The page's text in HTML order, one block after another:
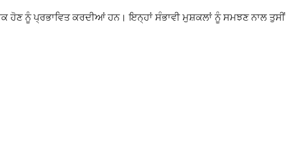
ਹੋਣ ਨੂੰ ਪ੍ਰਭਾਵਿਤ ਕਰਦੀਆਂ ਹਨ। ਇਨ੍ਹਾਂ ਸੰਭਾਵੀ ਮੁਸ਼ਕਲਾਂ ਨੂੰ ਸਮਝਣ ਨਾਲ ਤੁਸੀਂ